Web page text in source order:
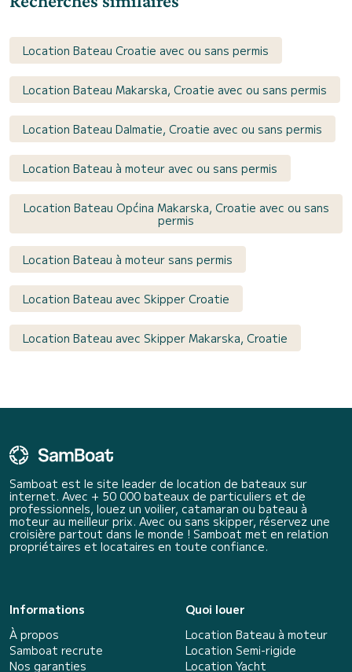
Location Bateau Croatie avec ou sans permis
Location Bateau Makarska, Croatie avec ou sans permis
Location Bateau Dalmatie, Croatie avec ou sans permis
Location Bateau à moteur avec ou sans permis
Location Bateau Općina Makarska, Croatie avec ou sans
permis
Location Bateau à moteur sans permis
Location Bateau avec Skipper Croatie
Location Bateau avec Skipper Makarska, Croatie
Samboat est le site leader de location de bateaux sur
internet. Avec + 50 000 bateaux de particuliers et de
professionnels, louez un voilier, catamaran ou bateau à
moteur au meilleur prix. Avec ou sans skipper, réservez une
croisière partout dans le monde ! Samboat met en relation
propriétaires et locataires en toute confiance.
Informations
À propos
Samboat recrute
Nos garanties
Quoi louer
Location Bateau à moteur
Location Semi-rigide
Location Yacht